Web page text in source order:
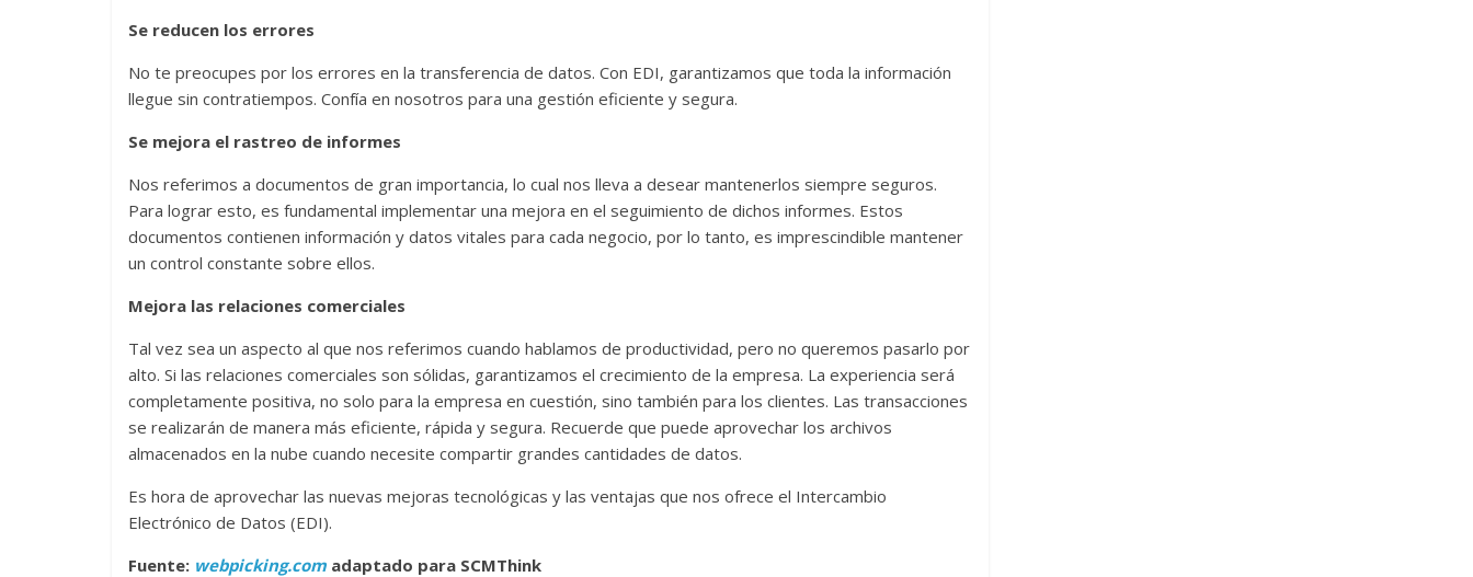
Se reducen los errores
No te preocupes por los errores en la transferencia de datos. Con EDI, garantizamos que toda la información
llegue sin contratiempos. Confía en nosotros para una gestión eficiente y segura.
Se mejora el rastreo de informes
Nos referimos a documentos de gran importancia, lo cual nos lleva a desear mantenerlos siempre seguros.
Para lograr esto, es fundamental implementar una mejora en el seguimiento de dichos informes. Estos
documentos contienen información y datos vitales para cada negocio, por lo tanto, es imprescindible mantener
un control constante sobre ellos.
Mejora las relaciones comerciales
Tal vez sea un aspecto al que nos referimos cuando hablamos de productividad, pero no queremos pasarlo por
alto. Si las relaciones comerciales son sólidas, garantizamos el crecimiento de la empresa. La experiencia será
completamente positiva, no solo para la empresa en cuestión, sino también para los clientes. Las transacciones
se realizarán de manera más eficiente, rápida y segura. Recuerde que puede aprovechar los archivos
almacenados en la nube cuando necesite compartir grandes cantidades de datos.
Es hora de aprovechar las nuevas mejoras tecnológicas y las ventajas que nos ofrece el Intercambio
Electrónico de Datos (EDI).
Fuente: webpicking.com adaptado para SCMThink